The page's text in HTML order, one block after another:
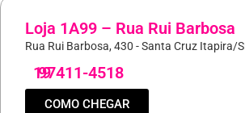
Loja 1A99 – Rua Rui Barbosa
Rua Rui Barbosa, 430 - Santa Cruz Itapira/
19
97411-4518
COMO CHEGAR